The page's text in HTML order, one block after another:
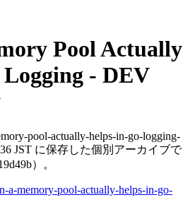
Pool Actually
- DEV
pool-actually-helps-in-go-logging-
JST に保存した個別アーカイブで
）。
a-memory-pool-actually-helps-in-go-